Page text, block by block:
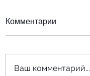
Комментарии
Ваш комментарий...